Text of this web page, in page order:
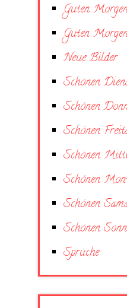
Guten
Guten
Neue Bilder
Schönen
Schönen
Schönen
Schönen
Schönen
Schönen
Schönen
Sprüche